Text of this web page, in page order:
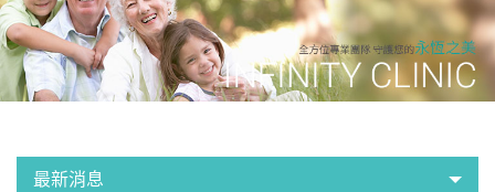
抗衰老預防醫學
服務項目
醫療團隊
最新消息